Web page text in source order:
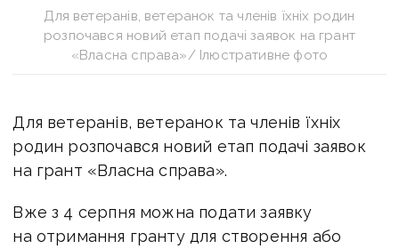
Для ветеранів, ветеранок та членів їхніх родин
розпочався новий етап подачі заявок на грант
«Власна справа»/ Ілюстративне фото
Для ветеранів, ветеранок та членів їхніх
родин розпочався новий етап подачі заявок
на грант «Власна справа».
Вже з 4 серпня можна подати заявку
на отримання гранту для створення або